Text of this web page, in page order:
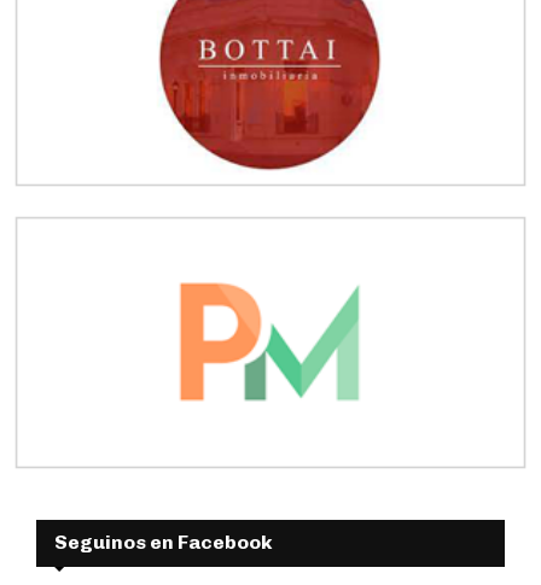
Seguinos en Facebook